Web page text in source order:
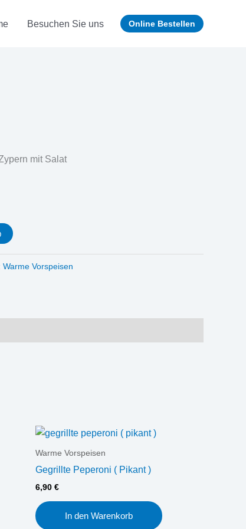
Besuchen Sie uns Online Bestellen
mit Salat
Warme Vorspeisen
Warme Vorspeisen
Gegrillte Peperoni ( Pikant )
6,90 €
In den Warenkorb